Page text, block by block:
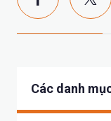
Các danh